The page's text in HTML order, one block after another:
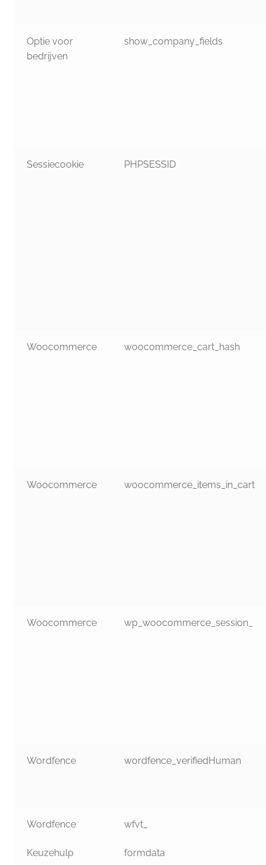
Optie voor
bedrijven
show_company_fields
Sessiecookie PHPSESSID
Woocommerce woocommerce_cart_hash
Woocommerce woocommerce_items_in_cart
Woocommerce wp_woocommerce_session_
Wordfence wordfence_verifiedHuman
Wordfence
Keuzehulp
wfvt_
formdata